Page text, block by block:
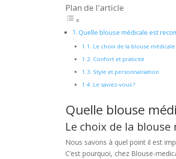
Plan de l'article
Quelle blouse médicale est
Le choix de la blouse
Confort et praticité
Style et personnalisation
Le saviez-vous ?
Quelle blouse
Le choix de la
Nous savons à quel point il est
C’est pourquoi, chez Blouse-